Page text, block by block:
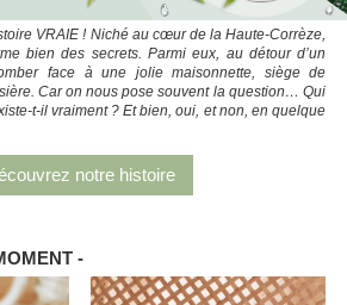
VRAIE ! Niché au cœur de la Haute-Corrèze,
bien des secrets. Parmi eux, au détour d’un
face à une jolie maisonnette, siège de
Car on nous pose souvent la question… Qui
t-il vraiment ? Et bien, oui, et non, en quelque
notre histoire
-